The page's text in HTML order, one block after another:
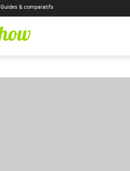
Guides & comparatifs